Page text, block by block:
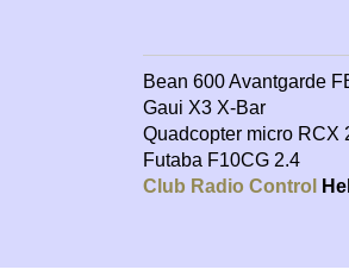
Bean 600 Avantgarde
Gaui X3 X-Bar
Quadcopter micro RCX
Futaba F10CG 2.4
Club Radio Control